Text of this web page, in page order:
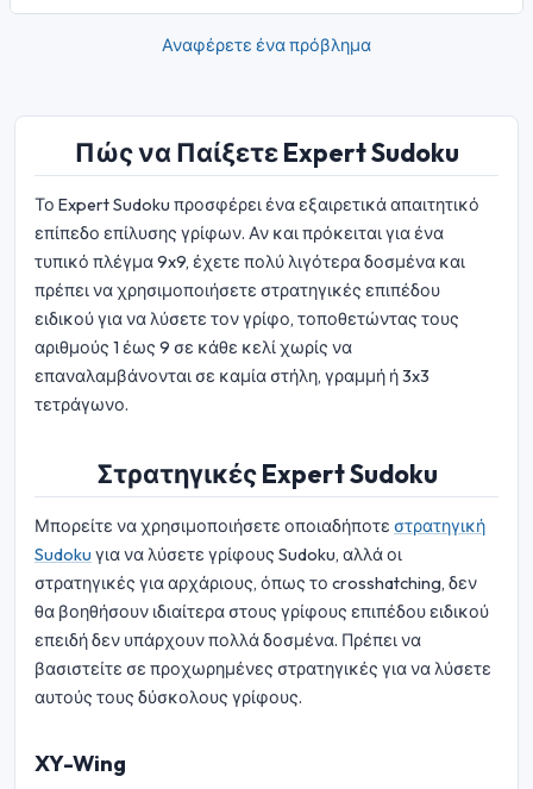
Αναφέρετε ένα πρόβλημα
Πώς να Παίξετε Expert Sudoku
Το Expert Sudoku προσφέρει ένα εξαιρετικά απαιτητικό
επίπεδο επίλυσης γρίφων. Αν και πρόκειται για ένα
τυπικό πλέγμα 9x9, έχετε πολύ λιγότερα δοσμένα και
πρέπει να χρησιμοποιήσετε στρατηγικές επιπέδου
ειδικού για να λύσετε τον γρίφο, τοποθετώντας τους
αριθμούς 1 έως 9 σε κάθε κελί χωρίς να
επαναλαμβάνονται σε καμία στήλη, γραμμή ή 3x3
τετράγωνο.
Στρατηγικές Expert Sudoku
Μπορείτε να χρησιμοποιήσετε οποιαδήποτε στρατηγική
Sudoku για να λύσετε γρίφους Sudoku, αλλά οι
στρατηγικές για αρχάριους, όπως το crosshatching, δεν
θα βοηθήσουν ιδιαίτερα στους γρίφους επιπέδου ειδικού
επειδή δεν υπάρχουν πολλά δοσμένα. Πρέπει να
βασιστείτε σε προχωρημένες στρατηγικές για να λύσετε
αυτούς τους δύσκολους γρίφους.
XY-Wing